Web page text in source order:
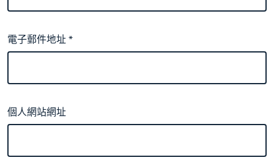
電子郵件地址*
個人網站網址